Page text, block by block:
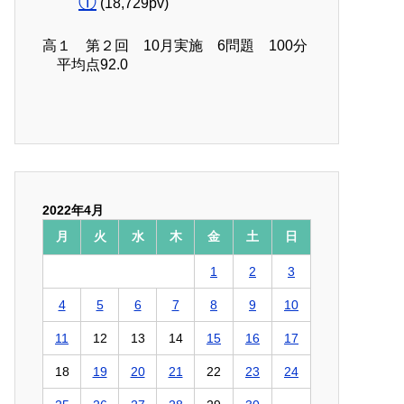
(18,729pv)
高１ 第２回 10月実施 6問題 100分
平均点92.0
2022年4月
月
火 水 木 金 土 日
1 2 3
4 5 6 7 8 9 10
11 12 13 14 15 16 17
18 19 20 21 22 23 24